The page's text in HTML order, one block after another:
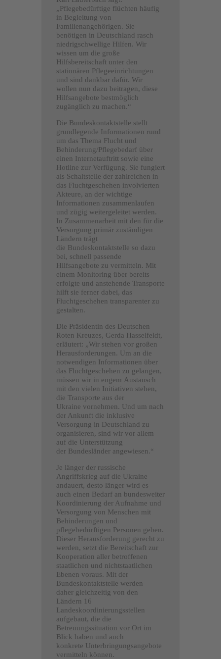
„Pflegebedürftige flüchten häufig
in Begleitung von
Familienangehörigen. Sie
benötigen in Deutschland rasch
niedrigschwellige Hilfen. Wir
wissen um die große
Hilfsbereitschaft unter den
stationären Pflegeeinrichtungen
und sind dankbar dafür. Wir
wollen nun dazu beitragen, diese
Hilfsangebote bestmöglich
zugänglich zu machen.“
Die Bundeskontaktstelle stellt
grundlegende Informationen rund
um das Thema Flucht und
Behinderung/Pflegebedarf über
einen Internetauftritt sowie eine
Hotline zur Verfügung. Sie fungiert
als Schaltstelle der zahlreichen in
das Fluchtgeschehen involvierten
Akteure, an der wichtige
Informationen zusammenlaufen
und zügig weitergeleitet werden.
In Zusammenarbeit mit den für die
Versorgung primär zuständigen
Ländern trägt
die Bundeskontaktstelle so dazu
bei, schnell passende
Hilfsangebote zu vermitteln. Mit
einem Monitoring über bereits
erfolgte und anstehende Transporte
hilft sie ferner dabei, das
Fluchtgeschehen transparenter zu
gestalten.
Die Präsidentin des Deutschen
Roten Kreuzes, Gerda Hasselfeldt,
erläutert: „Wir stehen vor großen
Herausforderungen. Um an die
notwendigen Informationen über
das Fluchtgeschehen zu gelangen,
müssen wir in engem Austausch
mit den vielen Initiativen stehen,
die Transporte aus der
Ukraine vornehmen. Und um nach
der Ankunft die inklusive
Versorgung in Deutschland zu
organisieren, sind wir vor allem
auf die Unterstützung
der Bundesländer angewiesen.“
Je länger der russische
Angriffskrieg auf die Ukraine
andauert, desto länger wird es
auch einen Bedarf an bundesweiter
Koordinierung der Aufnahme und
Versorgung von Menschen mit
Behinderungen und
pflegebedürftigen Personen geben.
Dieser Herausforderung gerecht zu
werden, setzt die Bereitschaft zur
Kooperation aller betroffenen
staatlichen und nichtstaatlichen
Ebenen voraus. Mit der
Bundeskontaktstelle werden
daher gleichzeitig von den
Ländern 16
Landeskoordinierungsstellen
aufgebaut, die die
Betreuungssituation vor Ort im
Blick haben und auch
konkrete Unterbringungsangebote
vermitteln können.